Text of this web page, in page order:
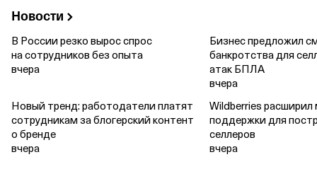
Новости
В России резко вырос спрос
на сотрудников без опыта
вчера
Новый тренд: работодатели платят
сотрудникам за блогерский контент
о бренде
вчера
Бизнес предложил
банкротства для
атак БПЛА
вчера
Wildberries
поддержки для
селлеров
вчера